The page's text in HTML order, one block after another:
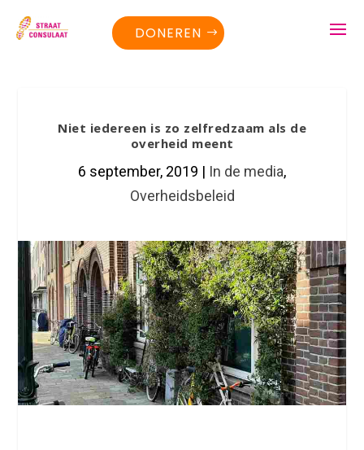
DONEREN
Niet iedereen is zo zelfredzaam als de
overheid meent
6 september, 2019 | In de media,
Overheidsbeleid